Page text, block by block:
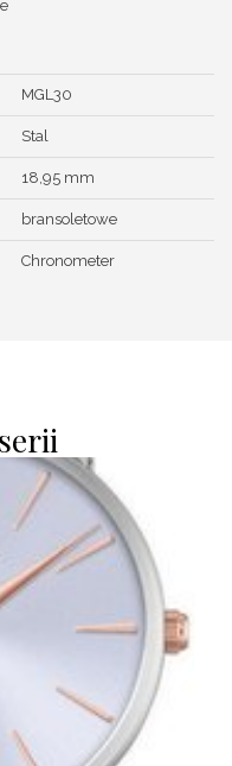
MGL30
Stal
18,95 mm
bransoletowe
Chronometer